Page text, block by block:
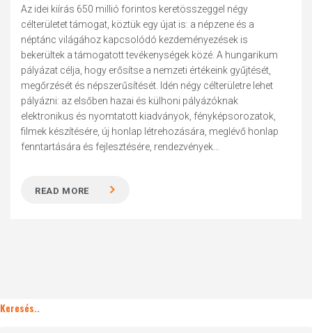
Az idei kiírás 650 millió forintos keretösszeggel négy
célterületet támogat, köztük egy újat is: a népzene és a
néptánc világához kapcsolódó kezdeményezések is
bekerültek a támogatott tevékenységek közé. A hungarikum
pályázat célja, hogy erősítse a nemzeti értékeink gyűjtését,
megőrzését és népszerűsítését. Idén négy célterületre lehet
pályázni: az elsőben hazai és külhoni pályázóknak
elektronikus és nyomtatott kiadványok, fényképsorozatok,
filmek készítésére, új honlap létrehozására, meglévő honlap
fenntartására és fejlesztésére, rendezvények...
READ MORE
Keresés..